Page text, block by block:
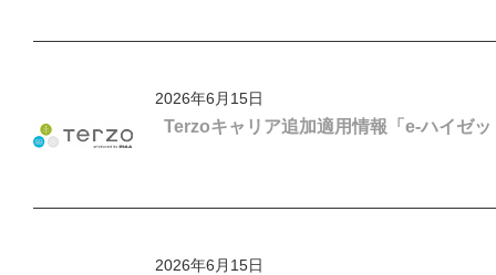
2026年6月15日
Terzoキャリア追加適用情報「e-ハイゼ
2026年6月15日